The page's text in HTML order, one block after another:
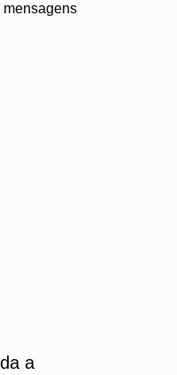
mensagens
a